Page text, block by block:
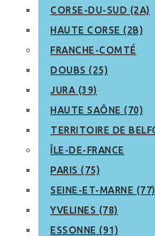
CORSE-DU-SUD (2A)
HAUTE CORSE (2B)
FRANCHE-COMTÉ
DOUBS (25)
JURA (39)
HAUTE SAÔNE (70)
TERRITOIRE DE
ÎLE-DE-FRANCE
PARIS (75)
SEINE-ET-MARNE (77)
YVELINES (78)
ESSONNE (91)